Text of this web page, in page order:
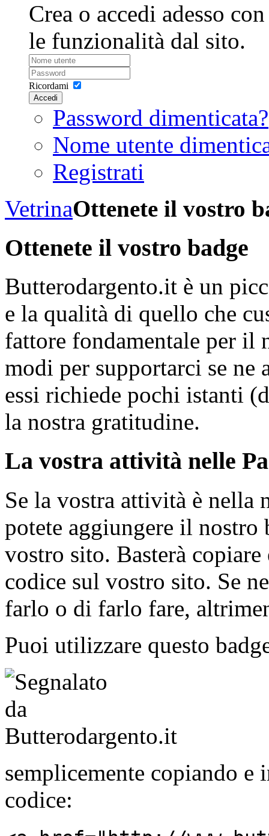
Crea o accedi adesso
le funzionalità dal sito.
Ricordami
Accedi
Password dimenticata?
Nome utente
Registrati
VetrinaOttenete il vostro
Ottenete il vostro badge
Butterodargento.it è un
e la qualità di quello che
fattore fondamentale per il
modi per supportarci se ne
essi richiede pochi istanti
la nostra gratitudine.
La vostra attività nelle
Se la vostra attività è nella
potete aggiungere il
vostro sito. Basterà
codice sul vostro sito. Se
farlo o di farlo fare,
Puoi utilizzare questo
semplicemente copiando e
codice: